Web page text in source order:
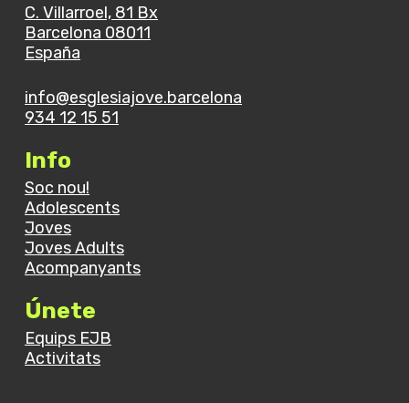
C. Villarroel, 81 Bx
Barcelona 08011
España
info@esglesiajove.barcelona
934 12 15 51
Info
Soc nou!
Adolescents
Joves
Joves Adults
Acompanyants
Únete
Equips EJB
Activitats